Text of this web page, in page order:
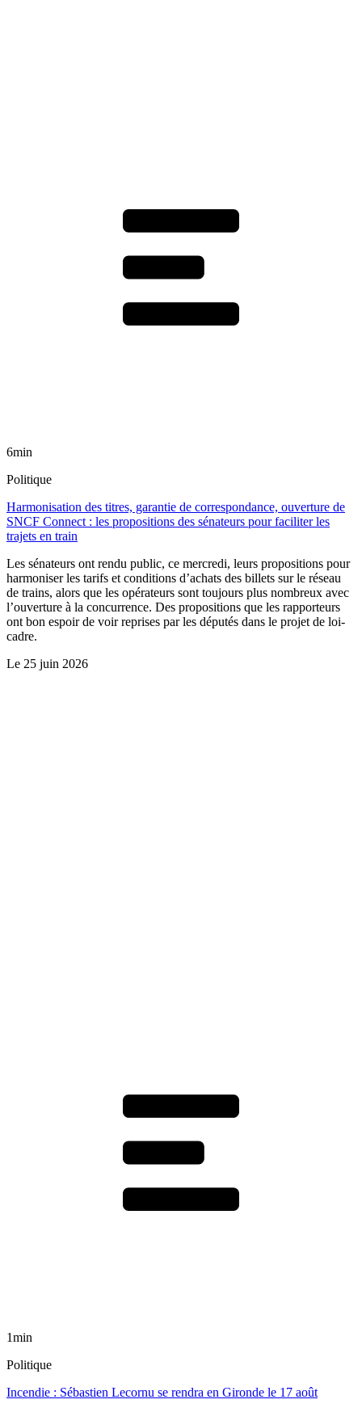
6min
Politique
Harmonisation des titres, garantie de correspondance, ouverture de
SNCF Connect : les propositions des sénateurs pour faciliter les
trajets en train
Les sénateurs ont rendu public, ce mercredi, leurs propositions pour
harmoniser les tarifs et conditions d’achats des billets sur le réseau
de trains, alors que les opérateurs sont toujours plus nombreux avec
l’ouverture à la concurrence. Des propositions que les rapporteurs
ont bon espoir de voir reprises par les députés dans le projet de loi-
cadre.
Le 25 juin 2026
1min
Politique
Incendie : Sébastien Lecornu se rendra en Gironde le 17 août